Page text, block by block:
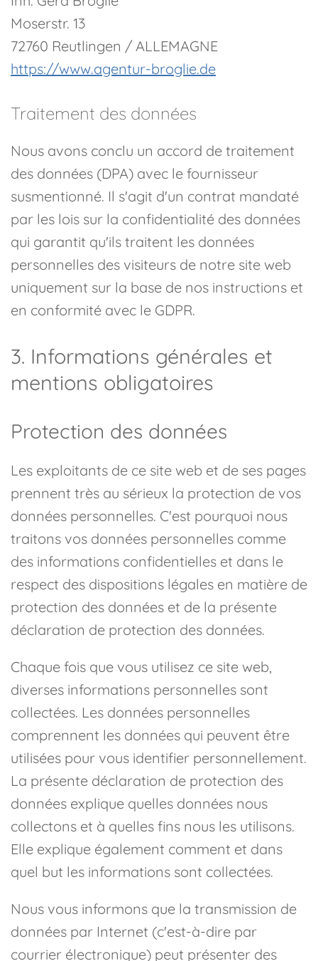
Moserstr. 13
72760 Reutlingen / ALLEMAGNE
https://www.agentur-broglie.de
Traitement des données
Nous avons conclu un accord de traitement
des données (DPA) avec le fournisseur
susmentionné. Il s'agit d'un contrat mandaté
par les lois sur la confidentialité des données
qui garantit qu'ils traitent les données
personnelles des visiteurs de notre site web
uniquement sur la base de nos instructions et
en conformité avec le GDPR.
3. Informations générales et
mentions obligatoires
Protection des données
Les exploitants de ce site web et de ses pages
prennent très au sérieux la protection de vos
données personnelles. C'est pourquoi nous
traitons vos données personnelles comme
des informations confidentielles et dans le
respect des dispositions légales en matière de
protection des données et de la présente
déclaration de protection des données.
Chaque fois que vous utilisez ce site web,
diverses informations personnelles sont
collectées. Les données personnelles
comprennent les données qui peuvent être
utilisées pour vous identifier personnellement.
La présente déclaration de protection des
données explique quelles données nous
collectons et à quelles fins nous les utilisons.
Elle explique également comment et dans
quel but les informations sont collectées.
Nous vous informons que la transmission de
données par Internet (c'est-à-dire par
courrier électronique) peut présenter des